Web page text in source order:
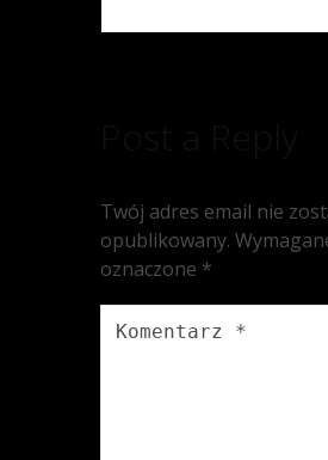
Twój adres email nie
opublikowany.
oznaczone *